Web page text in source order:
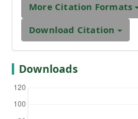
More Citation Formats
Download Citation
Downloads